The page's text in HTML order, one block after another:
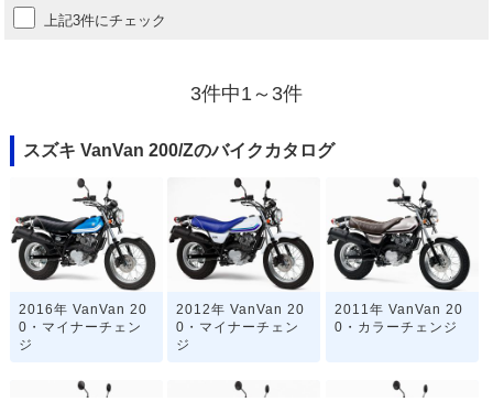
上記3件にチェック
3件中1～3件
スズキ VanVan 200/Zのバイクカタログ
2016年 VanVan 20
0・マイナーチェン
ジ
2012年 VanVan 20
0・マイナーチェン
ジ
2011年 VanVan 20
0・カラーチェンジ